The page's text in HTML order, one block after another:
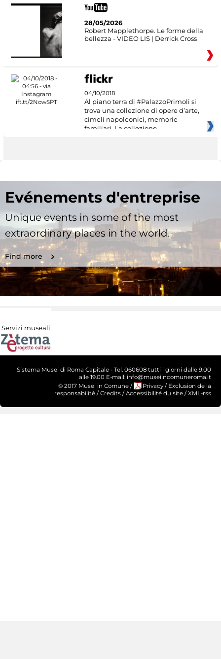
28/05/2026
Robert Mapplethorpe. Le forme della
bellezza - VIDEO LIS | Derrick Cross
04/10/2018
Al piano terra di #PalazzoPrimoli si
trova una collezione di opere d’arte,
cimeli napoleonici, memorie
familiari. La collezione
Evénements d'entreprise
Unique events in some of the most
extraordinary places in the world.
Find more
Servizi museali
Sistema Musei di Roma Capitale - Tel. 060608 tutti i giorni dalle 9.00
alle 19.00 E-mail: info@museiincomuneroma.it
© 2017 Musei in Comune / Privacy / Exclusion de la
responsabilité /Credits /Accessibilité du site /XML-rss